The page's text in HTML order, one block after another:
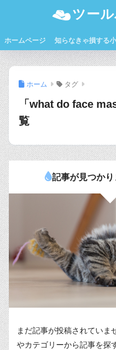
ツー
ホームページ 知らなきゃ損する
ホーム タグ
「what do face
覧
記事が見つかり
まだ記事が投稿されていま
やカテゴリーから記事を探